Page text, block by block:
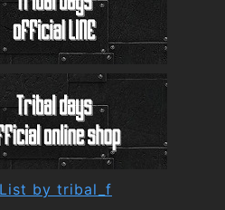
by tribal_f